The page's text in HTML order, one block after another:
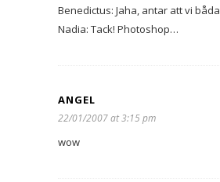
Benedictus: Jaha, antar att vi
Nadia: Tack! Photoshop…
ANGEL
22/01/2007 at 3:15 pm
wow